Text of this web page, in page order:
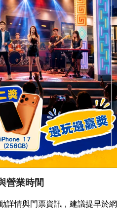
營業時間
詳情與門票資訊，建議提早於網